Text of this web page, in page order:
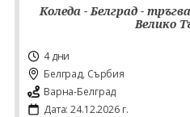
Коледа - Белград -
Велико
4 дни
Белград, Сърбия
Варна-Белград
Дата: 24.12.2026 г.